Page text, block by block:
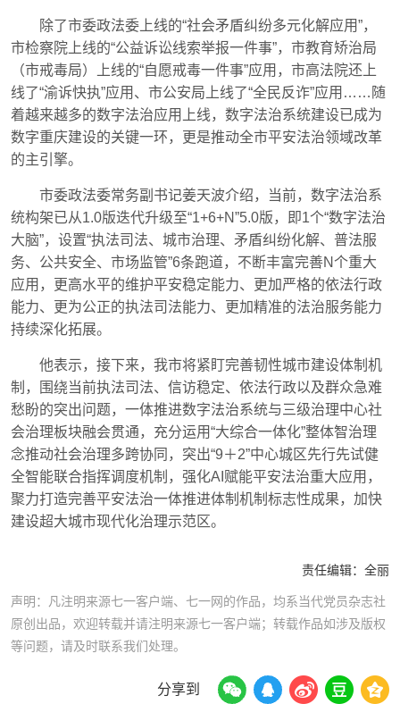
除了市委政法委上线的“社会矛盾纠纷多元化解应用”，
市检察院上线的“公益诉讼线索举报一件事”，市教育矫治局
（市戒毒局）上线的“自愿戒毒一件事”应用，市高法院还上
线了“渝诉快执”应用、市公安局上线了“全民反诈”应用……随
着越来越多的数字法治应用上线，数字法治系统建设已成为
数字重庆建设的关键一环，更是推动全市平安法治领域改革
的主引擎。
市委政法委常务副书记姜天波介绍，当前，数字法治系
统构架已从1.0版迭代升级至“1+6+N”5.0版，即1个“数字法治
大脑”，设置“执法司法、城市治理、矛盾纠纷化解、普法服
务、公共安全、市场监管”6条跑道，不断丰富完善N个重大
应用，更高水平的维护平安稳定能力、更加严格的依法行政
能力、更为公正的执法司法能力、更加精准的法治服务能力
持续深化拓展。
他表示，接下来，我市将紧盯完善韧性城市建设体制机
制，围绕当前执法司法、信访稳定、依法行政以及群众急难
愁盼的突出问题，一体推进数字法治系统与三级治理中心社
会治理板块融会贯通，充分运用“大综合一体化”整体智治理
念推动社会治理多跨协同，突出“9＋2”中心城区先行先试健
全智能联合指挥调度机制，强化AI赋能平安法治重大应用，
聚力打造完善平安法治一体推进体制机制标志性成果，加快
建设超大城市现代化治理示范区。
责任编辑： 全丽
声明：凡注明来源七一客户端、七一网的作品，均系当代党员杂志社
原创出品，欢迎转载并请注明来源七一客户端；转载作品如涉及版权
等问题，请及时联系我们处理。
分享到